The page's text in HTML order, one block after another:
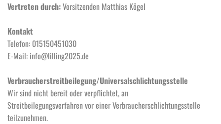
Vertreten durch: Vorsitzenden Matthias Kögel
Kontakt
Telefon: 015150451030
E-Mail: info@lilling2025.de
Verbraucherstreitbeilegung/Universalschlichtungsstelle
Wir sind nicht bereit oder verpflichtet, an
Streitbeilegungsverfahren vor einer Verbraucherschlichtungsstelle
teilzunehmen.